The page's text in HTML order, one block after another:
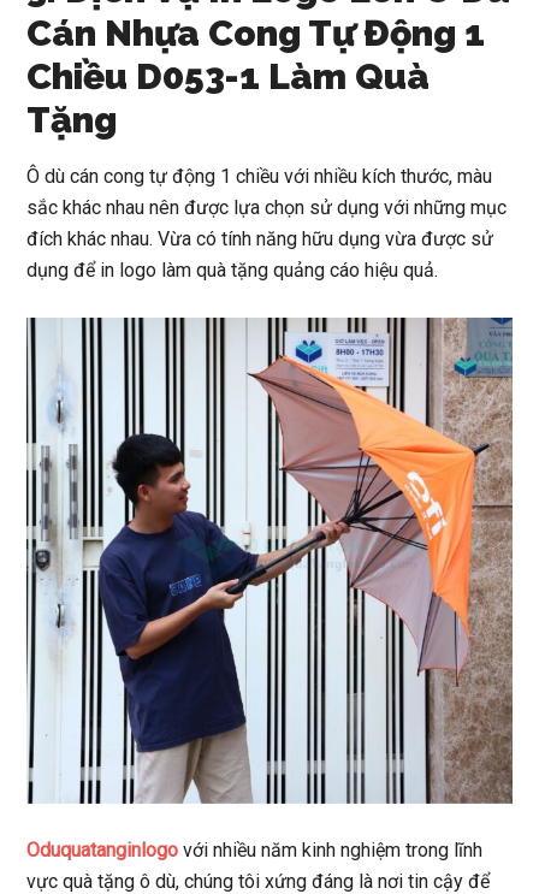
Cán Nhựa Cong Tự Động 1
Chiều D053-1 Làm Quà
Tặng
Ô dù cán cong tự động 1 chiều với nhiều kích thước, màu
sắc khác nhau nên được lựa chọn sử dụng với những mục
đích khác nhau. Vừa có tính năng hữu dụng vừa được sử
dụng để in logo làm quà tặng quảng cáo hiệu quả.
Oduquatanginlogo với nhiều năm kinh nghiệm trong lĩnh
vực quà tặng ô dù, chúng tôi xứng đáng là nơi tin cậy để